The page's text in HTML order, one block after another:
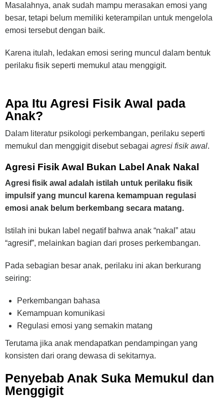
Masalahnya, anak sudah mampu merasakan emosi yang
besar, tetapi belum memiliki keterampilan untuk mengelola
emosi tersebut dengan baik.
Karena itulah, ledakan emosi sering muncul dalam bentuk
perilaku fisik seperti memukul atau menggigit.
Apa Itu Agresi Fisik Awal pada
Anak?
Dalam literatur psikologi perkembangan, perilaku seperti
memukul dan menggigit disebut sebagai agresi fisik awal.
Agresi Fisik Awal Bukan Label Anak Nakal
Agresi fisik awal adalah istilah untuk perilaku fisik
impulsif yang muncul karena kemampuan regulasi
emosi anak belum berkembang secara matang.
Istilah ini bukan label negatif bahwa anak “nakal” atau
“agresif”, melainkan bagian dari proses perkembangan.
Pada sebagian besar anak, perilaku ini akan berkurang
seiring:
Perkembangan bahasa
Kemampuan komunikasi
Regulasi emosi yang semakin matang
Terutama jika anak mendapatkan pendampingan yang
konsisten dari orang dewasa di sekitarnya.
Penyebab Anak Suka Memukul dan
Menggigit